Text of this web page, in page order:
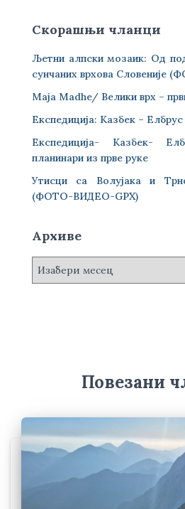
Скорашњи чланци
Љетни алпски мозаик: Од
сунчаних врхова Словеније
Maja Madhe/ Велики врх –
Експедиција: Казбек –
Експедиција- Казбек-
планинари из прве руке
Утисци са Волујака и
(ФОТО-ВИДЕО-GPX)
Архиве
А
Повезани